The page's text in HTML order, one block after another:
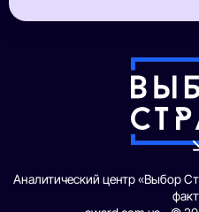
Аналитический центр «Выбор